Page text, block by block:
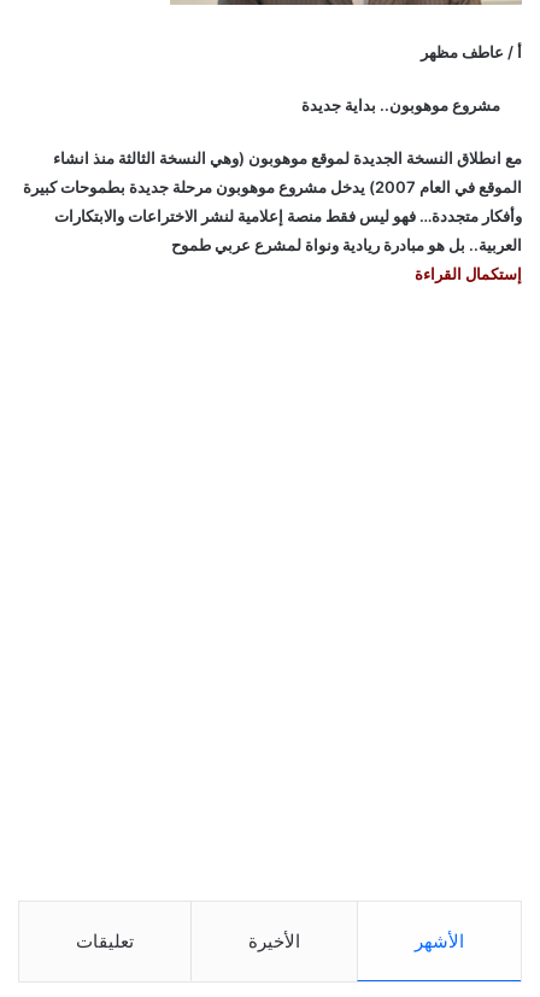
أ / عاطف مظهر
مشروع موهوبون.. بداية جديدة
مع انطلاق النسخة الجديدة لموقع موهوبون (وهي النسخة الثالثة منذ انشاء
الموقع في العام 2007) يدخل مشروع موهوبون مرحلة جديدة بطموحات كبيرة
وأفكار متجددة… فهو ليس فقط منصة إعلامية لنشر الاختراعات والابتكارات
العربية.. بل هو مبادرة ريادية ونواة لمشرع عربي طموح
إستكمال القراءة
الأشهر الأخيرة تعليقات